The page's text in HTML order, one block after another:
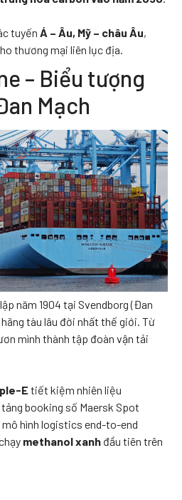
tuyến Á – Âu, Mỹ – châu Âu,
thương mại liên lục địa.
– Biểu tượng
Mạch
năm 1904 tại Svendborg (Đan
tàu lâu đời nhất thế giới. Từ
mình thành tập đoàn vận tải
E tiết kiệm nhiên liệu
booking số Maersk Spot
mô hình logistics end-to-end
methanol xanh đầu tiên trên